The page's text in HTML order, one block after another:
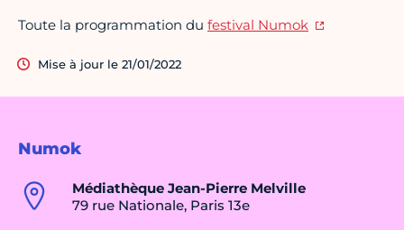
Numok
Médiathèque Jean-Pierre Melville
79 rue Nationale, Paris 13e
Toute la programmation du festival Numok
Mise à jour le 21/01/2022